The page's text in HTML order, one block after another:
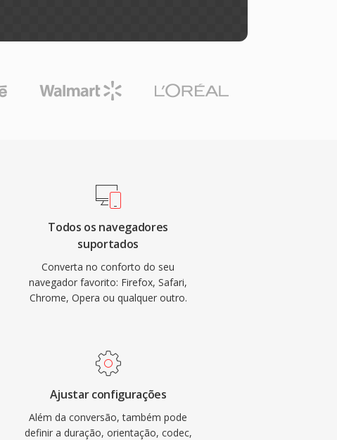
Todos os navegadores
suportados
Converta no conforto do seu
navegador favorito: Firefox, Safari,
Chrome, Opera ou qualquer outro.
Ajustar configurações
Além da conversão, também pode
definir a duração, orientação, codec,